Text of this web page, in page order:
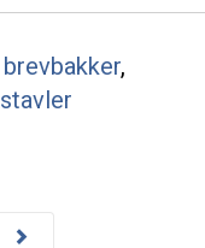
brevbakker,